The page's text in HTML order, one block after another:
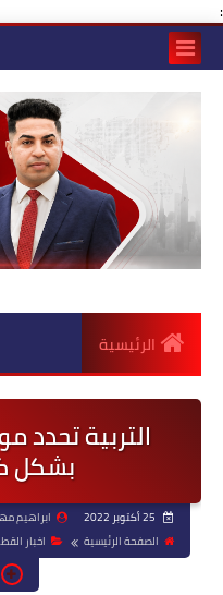
:
الرئيسية
التربية تحدد
بشكل
ابراهيم
الصفحة الرئيسية
اخبار